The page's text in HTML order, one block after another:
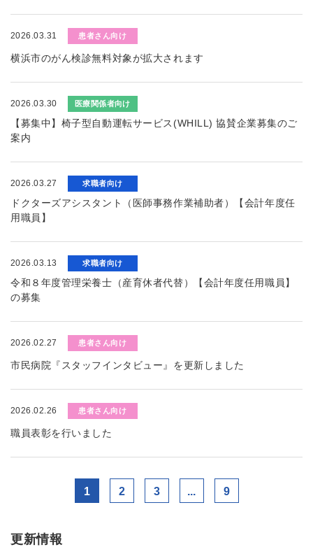
2026.03.31 患者さん向け
横浜市のがん検診無料対象が拡大されます
2026.03.30 医療関係者向け
【募集中】椅子型自動運転サービス(WHILL) 協賛企業募集のご
案内
2026.03.27 求職者向け
ドクターズアシスタント（医師事務作業補助者）【会計年度任
用職員】
2026.03.13 求職者向け
令和８年度管理栄養士（産育休者代替）【会計年度任用職員】
の募集
2026.02.27 患者さん向け
市民病院『スタッフインタビュー』を更新しました
2026.02.26 患者さん向け
職員表彰を行いました
1 2 3 ... 9
更新情報